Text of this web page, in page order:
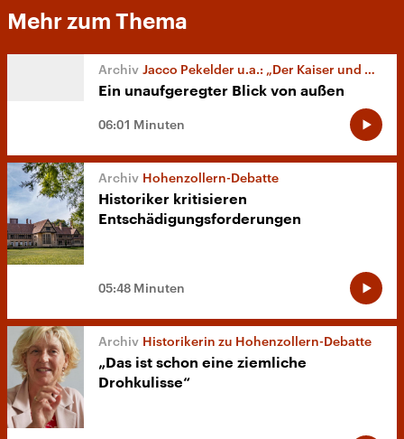
Mehr zum Thema
Jacco Pekelder u.a.: „Der Kaiser und das ‚Dritte Reich‘“
Ein unaufgeregter Blick von außen
06:01 Minuten
Hohenzollern-Debatte
Historiker kritisieren
Entschädigungsforderungen
05:48 Minuten
Historikerin zu Hohenzollern-Debatte
„Das ist schon eine ziemliche
Drohkulisse“